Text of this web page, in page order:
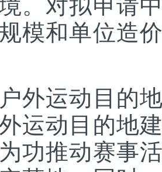
。对拟申请
模和单位造
运动目的地
运动目的地
功推动赛事